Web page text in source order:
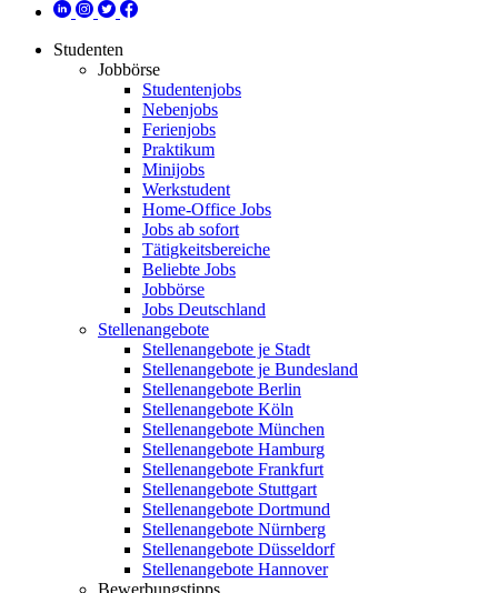
Studenten
Jobbörse
Studentenjobs
Nebenjobs
Ferienjobs
Praktikum
Minijobs
Werkstudent
Home-Office Jobs
Jobs ab sofort
Tätigkeitsbereiche
Beliebte Jobs
Jobbörse
Jobs Deutschland
Stellenangebote
Stellenangebote je Stadt
Stellenangebote je Bundesland
Stellenangebote Berlin
Stellenangebote Köln
Stellenangebote München
Stellenangebote Hamburg
Stellenangebote Frankfurt
Stellenangebote Stuttgart
Stellenangebote Dortmund
Stellenangebote Nürnberg
Stellenangebote Düsseldorf
Stellenangebote Hannover
Bewerbungstipps